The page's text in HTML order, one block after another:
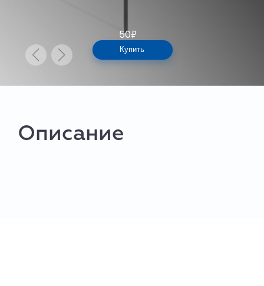
50₽
Купить
Описание